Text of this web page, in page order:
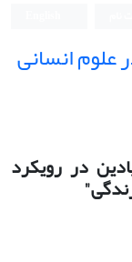
علوم انسانی
در رویکرد